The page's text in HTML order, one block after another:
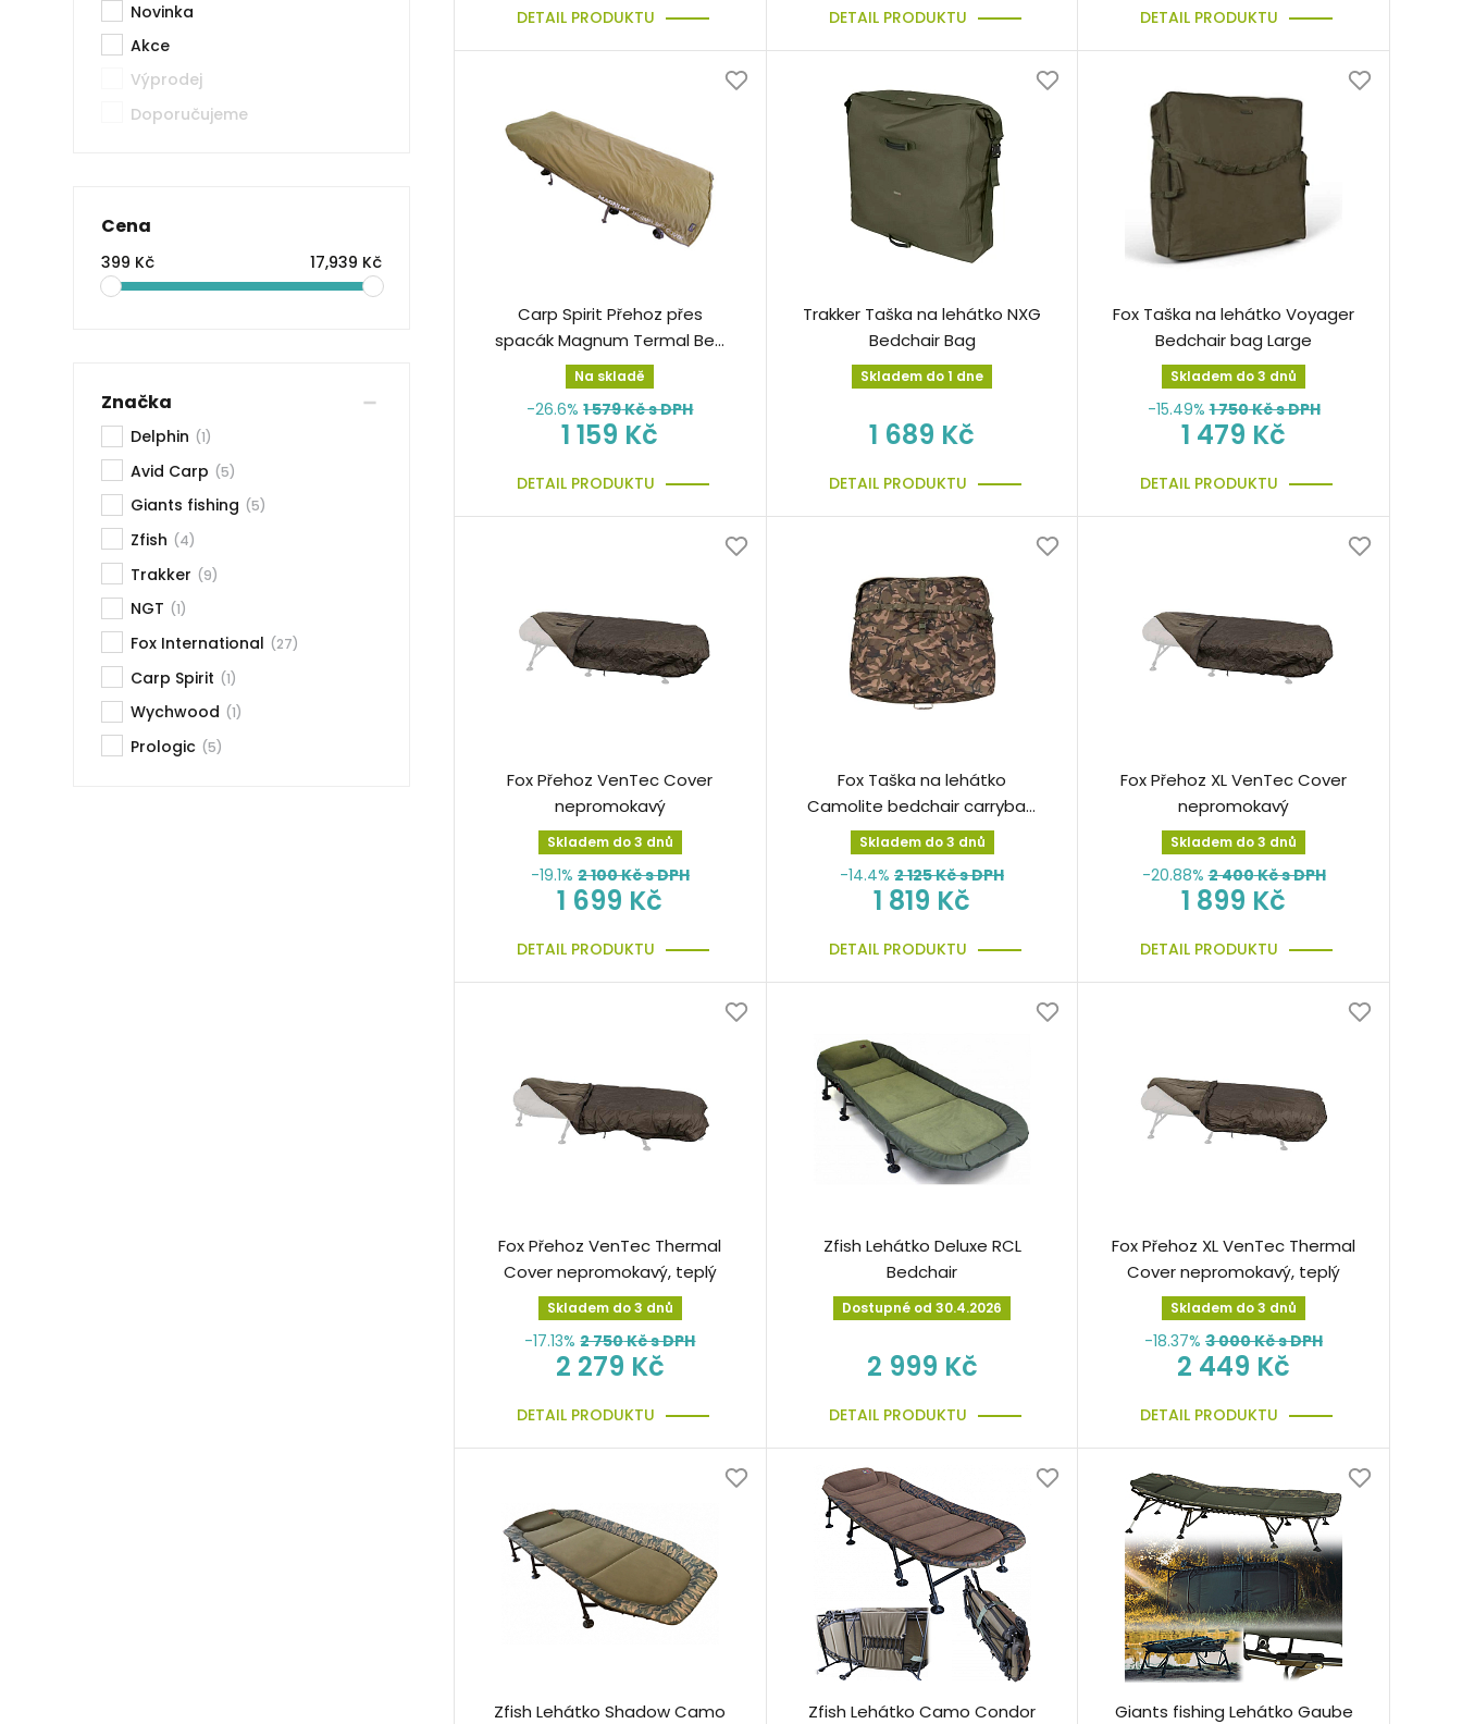
Novinka
Akce
Výprodej
Doporučujeme
Cena
399 Kč 17,939 Kč
Značka
Delphin (1)
Avid Carp (5)
Giants fishing (5)
Zfish (4)
Trakker (9)
NGT (1)
Fox International (27)
Carp Spirit (1)
Wychwood (1)
Prologic (5)
DETAIL PRODUKTU DETAIL PRODUKTU DETAIL PRODUKTU
Carp Spirit Přehoz přes
spacák Magnum Termal Bed
Cover
Na skladě
-26.6% 1 579Kč s DPH
1 159 Kč
DETAIL PRODUKTU
Trakker Taška na lehátko NXG
Bedchair Bag
Skladem do 1 dne
1 689 Kč
DETAIL PRODUKTU
Fox Taška na lehátko Voyager
Bedchair bag Large
Skladem do 3 dnů
-15.49% 1 750Kč s DPH
1 479 Kč
DETAIL PRODUKTU
Fox Přehoz VenTec Cover
nepromokavý
Skladem do 3 dnů
-19.1% 2 100Kč s DPH
1 699 Kč
DETAIL PRODUKTU
Fox Taška na lehátko
Camolite bedchair carrybag
large
Skladem do 3 dnů
-14.4% 2 125Kč s DPH
1 819 Kč
DETAIL PRODUKTU
Fox Přehoz XL VenTec Cover
nepromokavý
Skladem do 3 dnů
-20.88% 2 400Kč s DPH
1 899 Kč
DETAIL PRODUKTU
Fox Přehoz VenTec Thermal
Cover nepromokavý, teplý
Skladem do 3 dnů
-17.13% 2 750Kč s DPH
2 279 Kč
DETAIL PRODUKTU
Zfish Lehátko Deluxe RCL
Bedchair
Dostupné od 30.4.2026
2 999 Kč
DETAIL PRODUKTU
Fox Přehoz XL VenTec Thermal
Cover nepromokavý, teplý
Skladem do 3 dnů
-18.37% 3 000Kč s DPH
2 449 Kč
DETAIL PRODUKTU
Zfish Lehátko Shadow Camo
Zfish Lehátko Camo Condor
Giants fishing Lehátko Gaube